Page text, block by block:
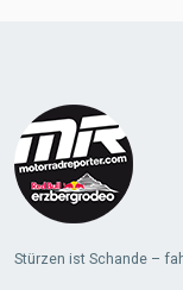
Stürzen ist Schande –